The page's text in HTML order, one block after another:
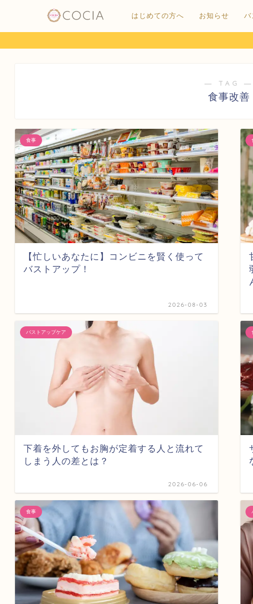
はじめての方へ お知らせ バ
― TAG ―
食事改善
食事
【忙しいあなたに】コンビニを賢く使って
バストアップ！
2026-08-03
バストアップケア
下着を外してもお胸が定着する人と流れて
しまう人の差とは？
2026-06-06
食事